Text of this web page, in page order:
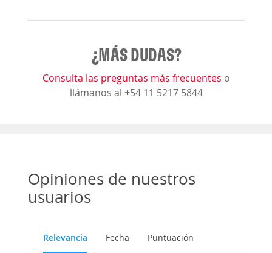
¿MÁS DUDAS?
Consulta las preguntas más frecuentes o
llámanos al +54 11 5217 5844
Opiniones de nuestros
usuarios
Relevancia Fecha Puntuación